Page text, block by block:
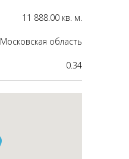
11 888.00 кв. м.
Московская область
0.34